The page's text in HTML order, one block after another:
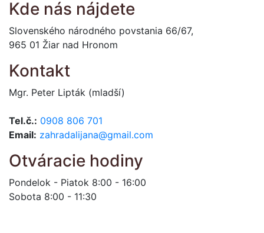
Kde nás nájdete
Slovenského národného povstania 66/67,
965 01 Žiar nad Hronom
Kontakt
Mgr. Peter Lipták (mladší)
Tel.č.: 0908 806 701
Email: zahradalijana@gmail.com
Otváracie hodiny
Pondelok - Piatok 8:00 - 16:00
Sobota 8:00 - 11:30